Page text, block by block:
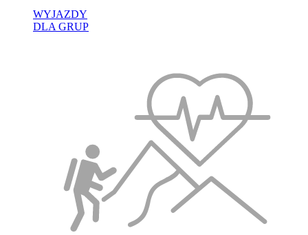
WYJAZDY
DLA GRUP